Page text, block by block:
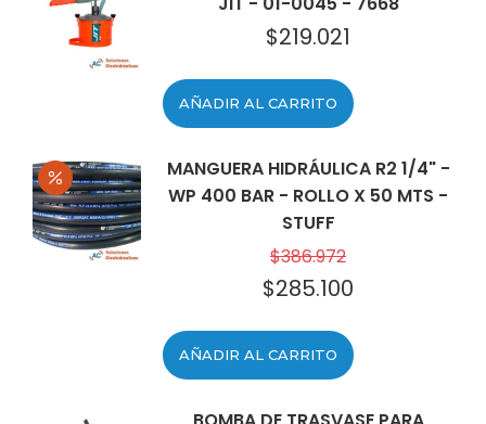
$219.021
AÑADIR AL CARRITO
MANGUERA HIDRÁULICA R2 1/4" -
WP 400 BAR - ROLLO X 50 MTS -
STUFF
$386.972
El
original
era:
$285.100
actual
AÑADIR AL CARRITO